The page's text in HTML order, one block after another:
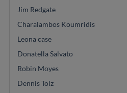
Jim Redgate
Charalambos Koumridis
Leona case
Donatella Salvato
Robin Moyes
Dennis Tolz